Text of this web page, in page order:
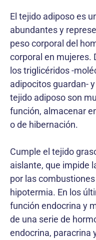
El tejido adiposo es
abundantes y
peso corporal del
corporal en mujeres.
los triglicéridos -
adipocitos guardan-
tejido adiposo son
función, almacenar
o de hibernación.
Cumple el tejido
aislante, que impide
por las
hipotermia. En los
función endocrina y
de una serie de
endocrina, paracrina